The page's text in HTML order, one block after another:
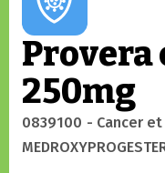
Provera
250mg
0839100 - Cancer